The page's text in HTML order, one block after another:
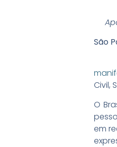
São
A
Civil,
O
em